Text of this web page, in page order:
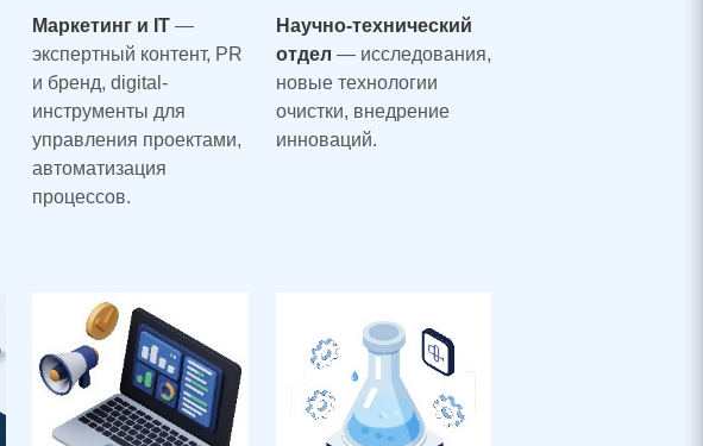
Маркетинг и IT —
экспертный контент, PR
и бренд, digital-
инструменты для
управления проектами,
автоматизация
процессов.
Научно-технический
отдел — исследования,
новые технологии
очистки, внедрение
инноваций.